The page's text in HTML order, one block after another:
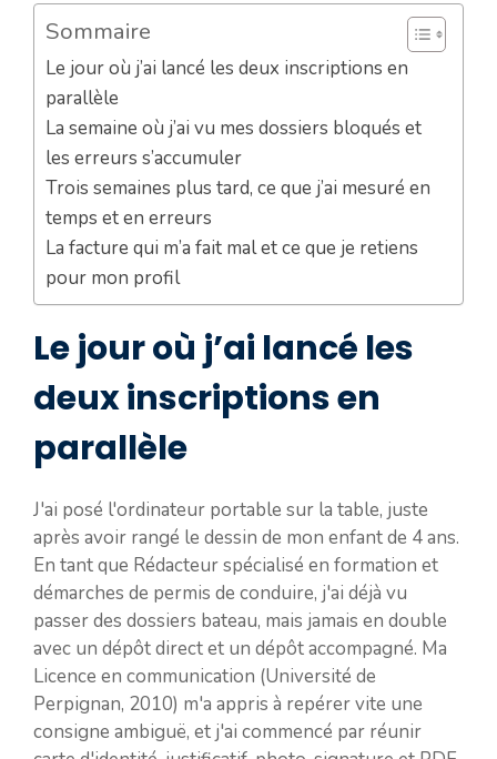
Sommaire
Le jour où j’ai lancé les deux inscriptions en
parallèle
La semaine où j’ai vu mes dossiers bloqués et
les erreurs s’accumuler
Trois semaines plus tard, ce que j’ai mesuré en
temps et en erreurs
La facture qui m’a fait mal et ce que je retiens
pour mon profil
Le jour où j’ai lancé les
deux inscriptions en
parallèle
J'ai posé l'ordinateur portable sur la table, juste
après avoir rangé le dessin de mon enfant de 4 ans.
En tant que Rédacteur spécialisé en formation et
démarches de permis de conduire, j'ai déjà vu
passer des dossiers bateau, mais jamais en double
avec un dépôt direct et un dépôt accompagné. Ma
Licence en communication (Université de
Perpignan, 2010) m'a appris à repérer vite une
consigne ambiguë, et j'ai commencé par réunir